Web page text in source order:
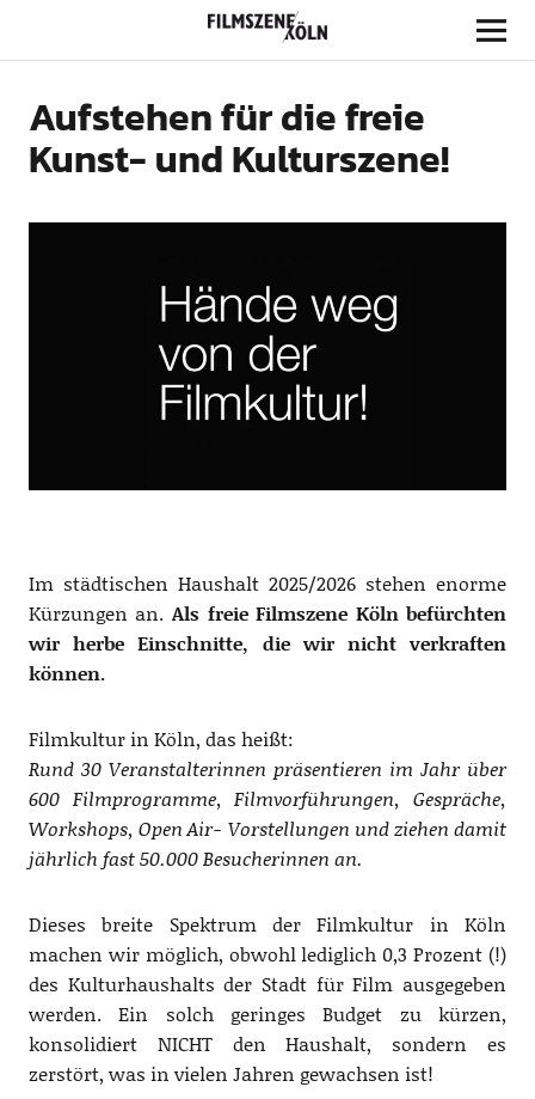
Filmszene Köln
Aufstehen für die freie
Kunst- und Kulturszene!
Im städtischen Haushalt 2025/2026 stehen enorme
Kürzungen an.Als freie Filmszene Köln befürchten
wir herbe Einschnitte, die wir nicht verkraften
können.
Filmkultur in Köln, das heißt:
Rund 30 Veranstalterinnen präsentieren im Jahr über
600 Filmprogramme, Filmvorführungen, Gespräche,
Workshops, Open Air- Vorstellungen und ziehen damit
jährlich fast 50.000 Besucherinnen an.
Dieses breite Spektrum der Filmkultur in Köln
machen wir möglich, obwohl lediglich 0,3 Prozent (!)
des Kulturhaushalts der Stadt für Film ausgegeben
werden. Ein solch geringes Budget zu kürzen,
konsolidiert NICHT den Haushalt, sondern es
zerstört, was in vielen Jahren gewachsen ist!